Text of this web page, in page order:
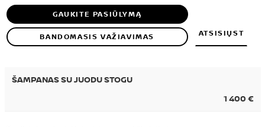
GAUKITE PASIŪLYMĄ
BANDOMASIS VAŽIAVIMAS ATSISIŲST
ŠAMPANAS SU JUODU STOGU
1 400 €